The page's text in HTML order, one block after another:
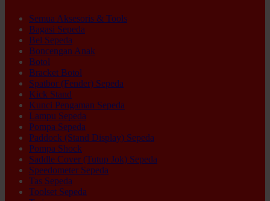
Semua Aksesoris & Tools
Bagasi Sepeda
Bel Sepeda
Boncengan Anak
Botol
Bracket Botol
Spatbor (Fender) Sepeda
Kick Stand
Kunci Pengaman Sepeda
Lampu Sepeda
Pompa Sepeda
Paddock (Stand Display) Sepeda
Pompa Shock
Saddle Cover (Tutup Jok) Sepeda
Speedometer Sepeda
Tas Sepeda
Toolset Sepeda